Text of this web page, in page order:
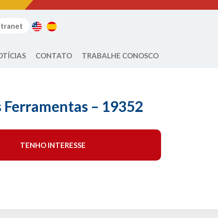
CONTATO TRABALHE CONOSCO
Ferramentas – 19352
TENHO INTERESSE